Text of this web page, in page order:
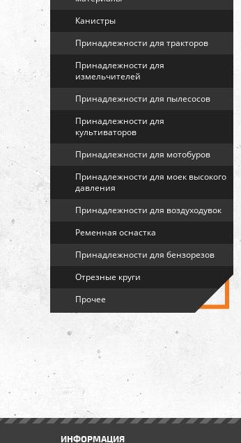
Канистры
Принадлежности для тракторов
Принадлежности для
измельчителей
Принадлежности для пылесосов
Принадлежности для
культиваторов
Принадлежности для мотобуров
Принадлежности для моек высокого
давления
Принадлежности для воздуходувок
Ременная оснастка
Принадлежности для бензорезов
Отрезные круги
Прочее
ИНФОРМАЦИЯ